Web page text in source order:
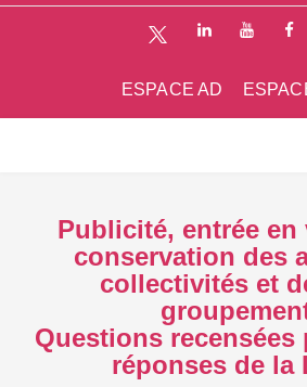
ESPACE AD
Publicité, entrée en
conservation des
collectivités et
Questions recensées
réponses de la